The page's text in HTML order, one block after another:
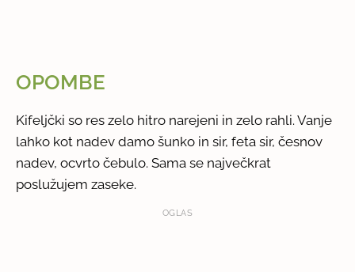
OPOMBE
Kifeljčki so res zelo hitro narejeni in zelo rahli. Vanje
lahko kot nadev damo šunko in sir, feta sir, česnov
nadev, ocvrto čebulo. Sama se največkrat
poslužujem zaseke.
OGLAS